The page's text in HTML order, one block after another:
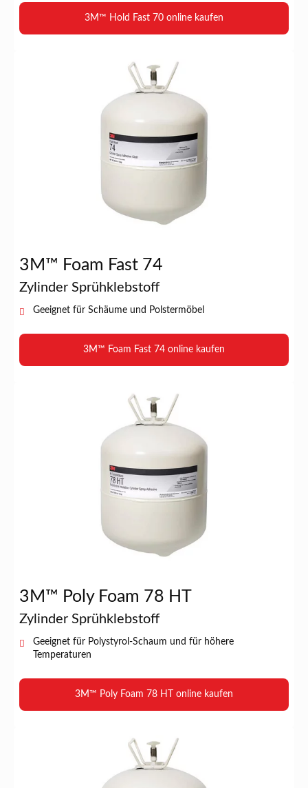
3M™ Hold Fast 70 online kaufen
3M™ Foam Fast 74
Zylinder Sprühklebstoff
Geeignet für Schäume und Polstermöbel
3M™ Foam Fast 74 online kaufen
3M™ Poly Foam 78 HT
Zylinder Sprühklebstoff
Geeignet für Polystyrol-Schaum und für höhere
Temperaturen
3M™ Poly Foam 78 HT online kaufen